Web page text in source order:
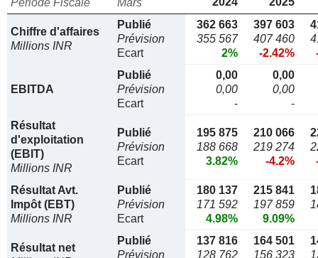
Période Fiscale Mars
Chiffre d'affaires
Millions INR
Publié
Prévision
Ecart
362 663
355 567
2%
397 603
407 460
-2.42%
EBITDA
Publié
Prévision
Ecart
0,00
0,00
-
0,00
0,00
-
Résultat
d'exploitation
(EBIT)
Millions INR
Publié
Prévision
Ecart
195 875
188 668
3.82%
210 066
219 274
-4.2%
Résultat Avt.
Impôt (EBT)
Millions INR
Publié
Prévision
Ecart
180 137
171 592
4.98%
215 841
197 859
9.09%
Résultat net
Publié
Prévision
137 816
128 762
164 501
156 323